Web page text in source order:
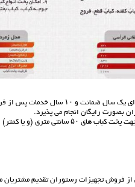
خدمات پس از فروش می باشد.
بصورت رایگان انجام می پذیرد.
را نیز دارا می باشد.
از فروشتجهیزات رستورانتقدیم مشتریان